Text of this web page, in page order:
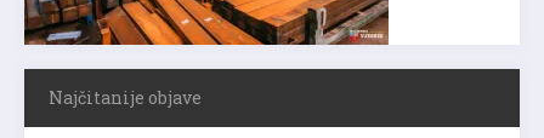
Najčitanije objave